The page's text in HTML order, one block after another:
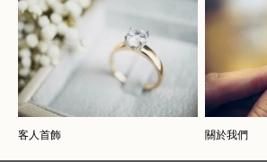
客人首飾 關於我們